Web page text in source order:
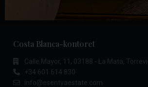
Costa Blanca-kontoret
Calle Mayor, 11, 03188 - La Mata,
+34 601 614 830
info@esentyaestate.com